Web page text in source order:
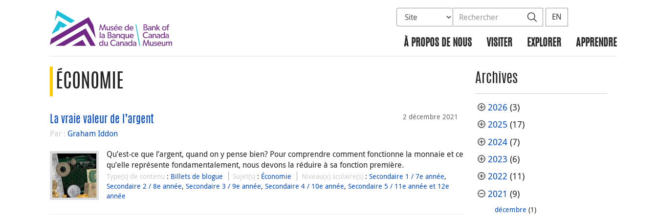
Sélectionnez la base de données à rechercher
Rechercher dans le site Rechercher
EN
À PROPOS DE NOUS VISITER EXPLORER APPRENDRE
ÉCONOMIE
2 décembre 2021
La vraie valeur de l’argent
Par : Graham Iddon
Qu’est-ce que l’argent, quand on y pense bien? Pour comprendre comment fonctionne la monnaie et ce
qu’elle représente fondamentalement, nous devons la réduire à sa fonction première.
Type(s) de contenu : Billets de blogue Sujet(s) : Économie Niveau(x) scolaire(s) : Secondaire 1 / 7e année,
Secondaire 2 / 8e année, Secondaire 3 / 9e année, Secondaire 4 / 10e année, Secondaire 5 / 11e année et 12e
année
Archives
2026 (3)
2025 (17)
2024(7)
2023 (6)
2022 (11)
2021 (9)
décembre (1)